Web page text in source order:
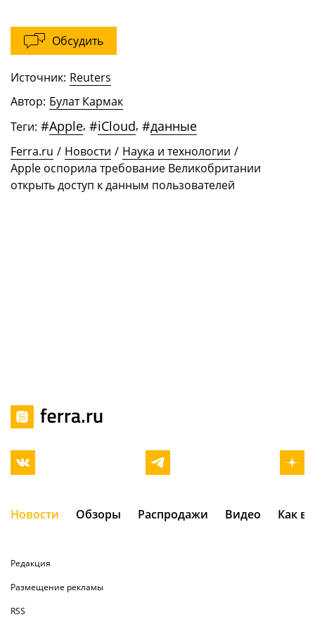
Обсудить
Источник: Reuters
Автор: Булат Кармак
Теги: #Apple, #iCloud, #данные
Ferra.ru / Новости / Наука и технологии /
Apple оспорила требование Великобритании
открыть доступ к данным пользователей
Новости Обзоры Распродажи Видео Как
Редакция
Размещение рекламы
RSS